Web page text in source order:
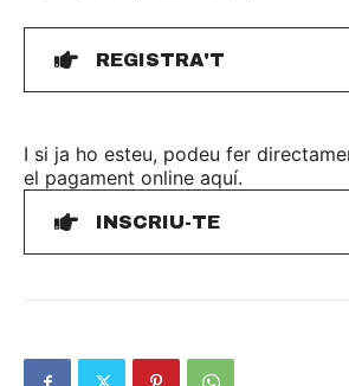
REGISTRA'T
I si ja ho esteu, podeu fer
el pagament online aquí.
INSCRIU-TE